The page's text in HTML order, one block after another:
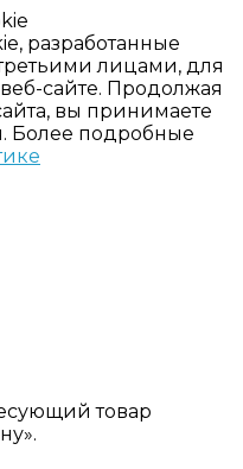
разработанные
лицами, для
сайте. Продолжая
вы принимаете
Более подробные
товар